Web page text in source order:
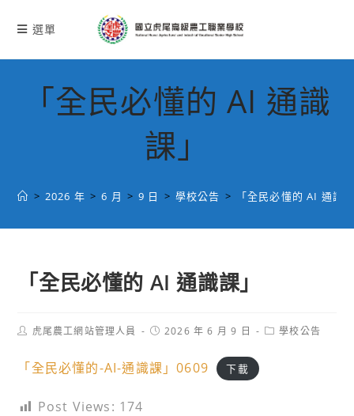
選單
「全民必懂的 AI 通識
課」
> 2026 年 > 6 月 > 9 日 > 學校公告 > 「全民必懂的 AI 通識
「全民必懂的 AI 通識課」
Post虎尾農工網站管理人員
Post2026 年 6 月 9 日
Post學校公告
「全民必懂的-AI-通識課」0609 下載
Post Views: 174